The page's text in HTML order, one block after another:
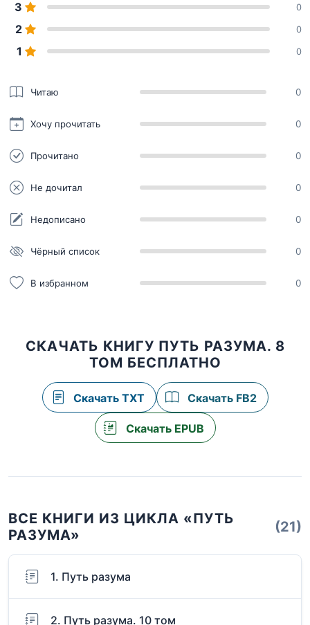
3 0
2 0
1 0
Читаю 0
Хочу прочитать 0
Прочитано 0
Не дочитал 0
Недописано 0
Чёрный список 0
В избранном 0
СКАЧАТЬ КНИГУ ПУТЬ РАЗУМА. 8
ТОМ БЕСПЛАТНО
Скачать TXT Скачать FB2
Скачать EPUB
ВСЕ КНИГИ ИЗ ЦИКЛА «ПУТЬ
РАЗУМА»
(21)
1. Путь разума
2. Путь разума. 10 том